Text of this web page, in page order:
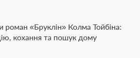
роман «Бруклін» Колма Тойбіна:
кохання та пошук дому